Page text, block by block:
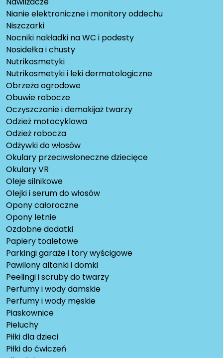
Nianie elektroniczne i monitory oddechu
Niszczarki
Nocniki nakładki na WC i podesty
Nosidełka i chusty
Nutrikosmetyki
Nutrikosmetyki i leki dermatologiczne
Obrzeża ogrodowe
Obuwie robocze
Oczyszczanie i demakijaż twarzy
Odzież motocyklowa
Odzież robocza
Odżywki do włosów
Okulary przeciwsłoneczne dziecięce
Okulary VR
Oleje silnikowe
Olejki i serum do włosów
Opony całoroczne
Opony letnie
Ozdobne dodatki
Papiery toaletowe
Parkingi garaże i tory wyścigowe
Pawilony altanki i domki
Peelingi i scruby do twarzy
Perfumy i wody damskie
Perfumy i wody męskie
Piaskownice
Pieluchy
Piłki dla dzieci
Piłki do ćwiczeń